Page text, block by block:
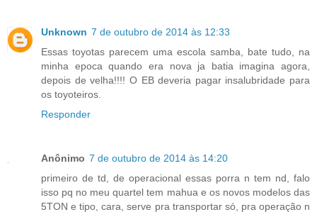
Unknown 7 de outubro de 2014 às 12:33
Essas toyotas parecem uma escola samba, bate tudo, na
minha epoca quando era nova ja batia imagina agora,
depois de velha!!!! O EB deveria pagar insalubridade para
os toyoteiros.
Responder
Anônimo 7 de outubro de 2014 às 14:20
primeiro de td, de operacional essas porra n tem nd, falo
isso pq no meu quartel tem mahua e os novos modelos das
5TON e tipo, cara, serve pra transportar só, pra operação n